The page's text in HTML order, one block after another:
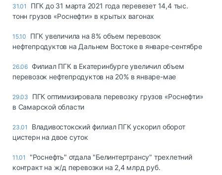
Коммерческий
транспорт
Спецтехника
запчасти, шины
Топливо, масла и
31.01
ПГК до 31 марта 2021 года перевезет 14,4 тыс.
тонн грузов «Роснефти» в крытых вагонах
15.10
ПГК увеличила на 8% объем перевозок
нефтепродуктов на Дальнем Востоке в январе-сентябре
26.06 Филиал ПГК в Екатеринбурге увеличил объем
перевозок нефтепродуктов на 20% в январе-мае
29.03
ПГК оптимизировала перевозку грузов «Роснефти»
в Самарской области
23.01
Владивостокский филиал ПГК ускорил оборот
цистерн на двое суток
11.01
"Роснефть" отдала "Белинтертрансу" трехлетний
контракт на ж/д перевозки на 2,4 млрд руб.